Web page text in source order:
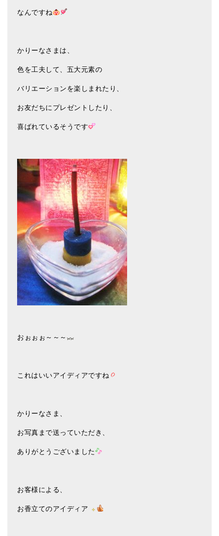
なんですね
かりーなさまは、
色を工夫して、五大元素の
バリエーションを楽しまれたり、
お友だちにプレゼントしたり、
喜ばれているそうです
おぉぉぉ～～～
これはいいアイディアですね
かりーなさま、
お写真まで送っていただき、
ありがとうございました
お客様による、
お香立てのアイディア